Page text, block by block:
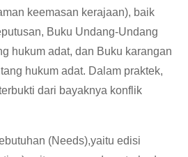
keemasan kerajaan), baik
Buku Undang-Undang
hukum adat, dan Buku karangan
hukum adat. Dalam praktek,
dari bayaknya konflik
(Needs),yaitu edisi